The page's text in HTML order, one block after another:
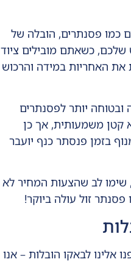
כמו פסנתרים, הובלה של
שלכם, כשאתם מובילים ציוד
את האחריות במידה והרכוש
ובטוחה יותר לפסנתרים
קטן משמעותית, אך כן
בזמן פנסתר כנף יועבר
שימו לב שהצעות המחיר לא
זול עולה ביוקר!
אלינו לבאקו הובלות – אנו